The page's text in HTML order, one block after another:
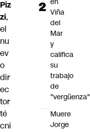
Piz
zi,
el
nu
ev
o
dir
ec
tor
té
cni
Viña
del
Mar
y
califica
su
trabajo
de
"vergüenza"
Muere
Jorge